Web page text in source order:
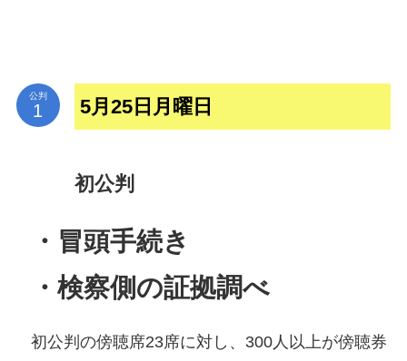
公判 5月25日月曜日
初公判
・冒頭手続き
・検察側の証拠調べ
初公判の傍聴席23席に対し、300人以上が傍聴券